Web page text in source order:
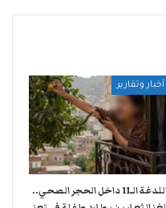
أخبار وتقارير
اللدغة الـ11 داخل الحجر الصحي..